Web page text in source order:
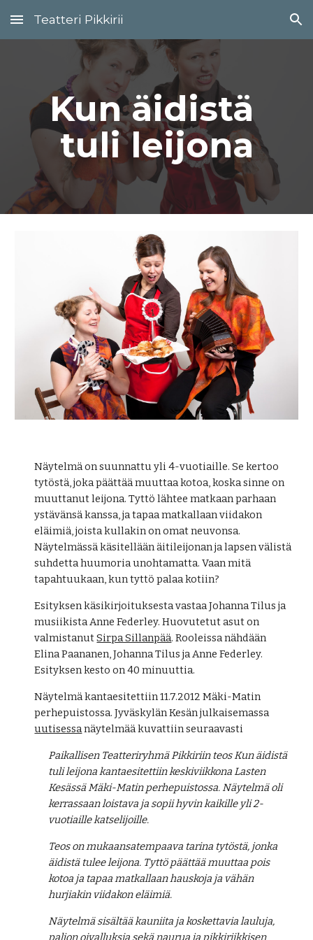
Skip to main content Skip to navigation
Teatteri Pikkirii
Kun äidistä
tuli leijona
Näytelmä on suunnattu yli 4-vuotiaille. Se kertoo
tytöstä, joka päättää muuttaa kotoa, koska sinne on
muuttanut leijona. Tyttö lähtee matkaan parhaan
ystävänsä kanssa, ja tapaa matkallaan viidakon
eläimiä, joista kullakin on omat neuvonsa.
Näytelmässä käsitellään äitileijonan ja lapsen välistä
suhdetta huumoria unohtamatta. Vaan mitä
tapahtuukaan, kun tyttö palaa kotiin?
Esityksen käsikirjoituksesta vastaa Johanna Tilus ja
musiikista Anne Federley. Huovutetut asut on
valmistanut Sirpa Sillanpää. Rooleissa nähdään
Elina Paananen, Johanna Tilus ja Anne Federley.
Esityksen kesto on 40 minuuttia.
Näytelmä kantaesitettiin 11.7.2012 Mäki-Matin
perhepuistossa. Jyväskylän Kesän julkaisemassa
uutisessa näytelmää kuvattiin seuraavasti
Paikallisen Teatteriryhmä Pikkiriin teos Kun äidistä
tuli leijona kantaesitettiin keskiviikkona Lasten
Kesässä Mäki-Matin perhepuistossa. Näytelmä oli
kerrassaan loistava ja sopii hyvin kaikille yli 2-
vuotiaille katselijoille.
Teos on mukaansatempaava tarina tytöstä, jonka
äidistä tulee leijona. Tyttö päättää muuttaa pois
kotoa ja tapaa matkallaan hauskoja ja vähän
hurjiakin viidakon eläimiä.
Näytelmä sisältää kauniita ja koskettavia lauluja,
paljon oivalluksia sekä naurua ja pikkiriikkisen